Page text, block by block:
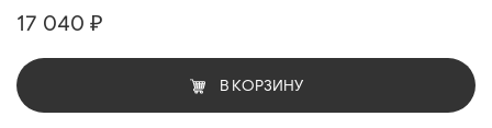
17 040 ₽
В КОРЗИНУ